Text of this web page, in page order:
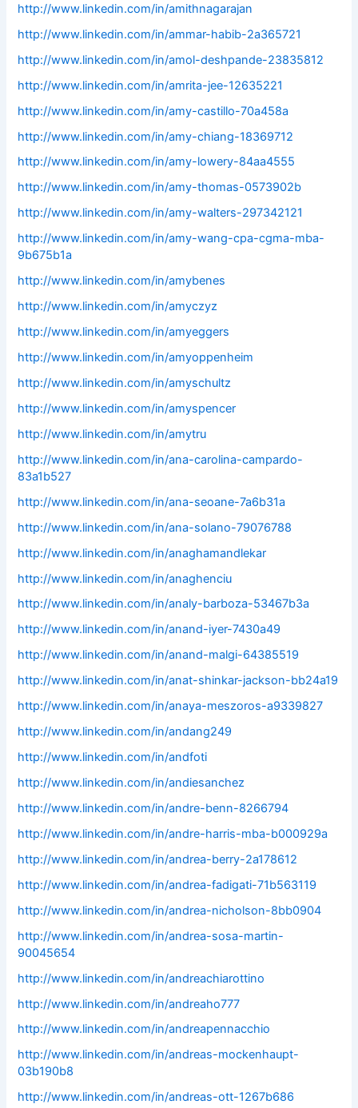
http://www.linkedin.com/in/amithnagarajan
http://www.linkedin.com/in/ammar-habib-2a365721
http://www.linkedin.com/in/amol-deshpande-23835812
http://www.linkedin.com/in/amrita-jee-12635221
http://www.linkedin.com/in/amy-castillo-70a458a
http://www.linkedin.com/in/amy-chiang-18369712
http://www.linkedin.com/in/amy-lowery-84aa4555
http://www.linkedin.com/in/amy-thomas-0573902b
http://www.linkedin.com/in/amy-walters-297342121
http://www.linkedin.com/in/amy-wang-cpa-cgma-mba-
9b675b1a
http://www.linkedin.com/in/amybenes
http://www.linkedin.com/in/amyczyz
http://www.linkedin.com/in/amyeggers
http://www.linkedin.com/in/amyoppenheim
http://www.linkedin.com/in/amyschultz
http://www.linkedin.com/in/amyspencer
http://www.linkedin.com/in/amytru
http://www.linkedin.com/in/ana-carolina-campardo-
83a1b527
http://www.linkedin.com/in/ana-seoane-7a6b31a
http://www.linkedin.com/in/ana-solano-79076788
http://www.linkedin.com/in/anaghamandlekar
http://www.linkedin.com/in/anaghenciu
http://www.linkedin.com/in/analy-barboza-53467b3a
http://www.linkedin.com/in/anand-iyer-7430a49
http://www.linkedin.com/in/anand-malgi-64385519
http://www.linkedin.com/in/anat-shinkar-jackson-bb24a19
http://www.linkedin.com/in/anaya-meszoros-a9339827
http://www.linkedin.com/in/andang249
http://www.linkedin.com/in/andfoti
http://www.linkedin.com/in/andiesanchez
http://www.linkedin.com/in/andre-benn-8266794
http://www.linkedin.com/in/andre-harris-mba-b000929a
http://www.linkedin.com/in/andrea-berry-2a178612
http://www.linkedin.com/in/andrea-fadigati-71b563119
http://www.linkedin.com/in/andrea-nicholson-8bb0904
http://www.linkedin.com/in/andrea-sosa-martin-
90045654
http://www.linkedin.com/in/andreachiarottino
http://www.linkedin.com/in/andreaho777
http://www.linkedin.com/in/andreapennacchio
http://www.linkedin.com/in/andreas-mockenhaupt-
03b190b8
http://www.linkedin.com/in/andreas-ott-1267b686